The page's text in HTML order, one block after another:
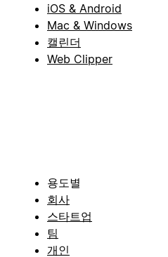
iOS & Android
Mac & Windows
캘린더
Web Clipper
용도별
회사
스타트업
팀
개인